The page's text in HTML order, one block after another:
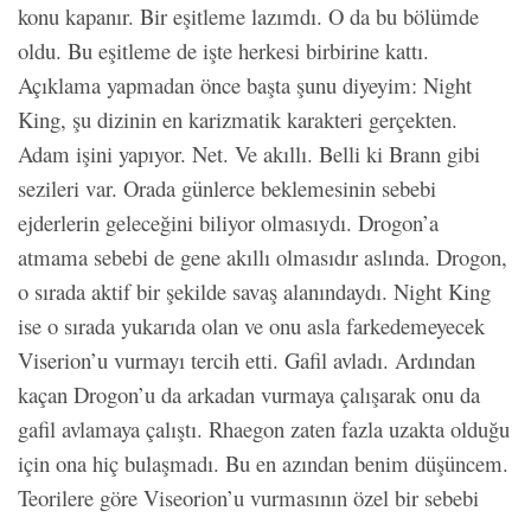
konu kapanır. Bir eşitleme lazımdı. O da bu bölümde
oldu. Bu eşitleme de işte herkesi birbirine kattı.
Açıklama yapmadan önce başta şunu diyeyim: Night
King, şu dizinin en karizmatik karakteri gerçekten.
Adam işini yapıyor. Net. Ve akıllı. Belli ki Brann gibi
sezileri var. Orada günlerce beklemesinin sebebi
ejderlerin geleceğini biliyor olmasıydı. Drogon’a
atmama sebebi de gene akıllı olmasıdır aslında. Drogon,
o sırada aktif bir şekilde savaş alanındaydı. Night King
ise o sırada yukarıda olan ve onu asla farkedemeyecek
Viserion’u vurmayı tercih etti. Gafil avladı. Ardından
kaçan Drogon’u da arkadan vurmaya çalışarak onu da
gafil avlamaya çalıştı. Rhaegon zaten fazla uzakta olduğu
için ona hiç bulaşmadı. Bu en azından benim düşüncem.
Teorilere göre Viseorion’u vurmasının özel bir sebebi